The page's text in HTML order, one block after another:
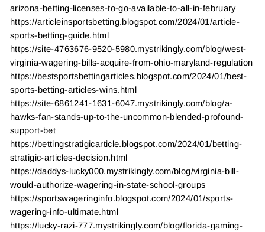
arizona-betting-licenses-to-go-available-to-all-in-february
https://articleinsportsbetting.blogspot.com/2024/01/article-
sports-betting-guide.html
https://site-4763676-9520-5980.mystrikingly.com/blog/west-
virginia-wagering-bills-acquire-from-ohio-maryland-regulation
https://bestsportsbettingarticles.blogspot.com/2024/01/best-
sports-betting-articles-wins.html
https://site-6861241-1631-6047.mystrikingly.com/blog/a-
hawks-fan-stands-up-to-the-uncommon-blended-profound-
support-bet
https://bettingstratigicarticle.blogspot.com/2024/01/betting-
stratigic-articles-decision.html
https://daddys-lucky000.mystrikingly.com/blog/virginia-bill-
would-authorize-wagering-in-state-school-groups
https://sportswageringinfo.blogspot.com/2024/01/sports-
wagering-info-ultimate.html
https://lucky-razi-777.mystrikingly.com/blog/florida-gaming-